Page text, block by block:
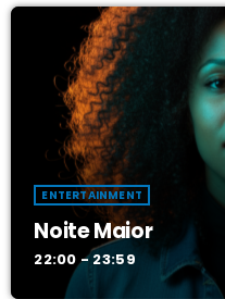
ENTERTAINMENT
Noite Maior
22:00 - 23:59